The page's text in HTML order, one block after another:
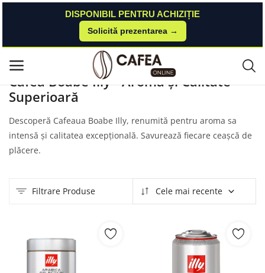
DISPONIBIL PENTRU ACHIZIȚIE
Solicită prezentarea →
Meniu principal
Categorii
Acasă
Contact
Autentificare
Înregistrare
Cafea Boabe Illy
Cafea Boabe Illy - Aromă și Calitate
Superioară
Descoperă Cafeaua Boabe Illy, renumită pentru aroma sa
intensă și calitatea excepțională. Savurează fiecare ceașcă de
plăcere.
Filtrare Produse Cele mai recente